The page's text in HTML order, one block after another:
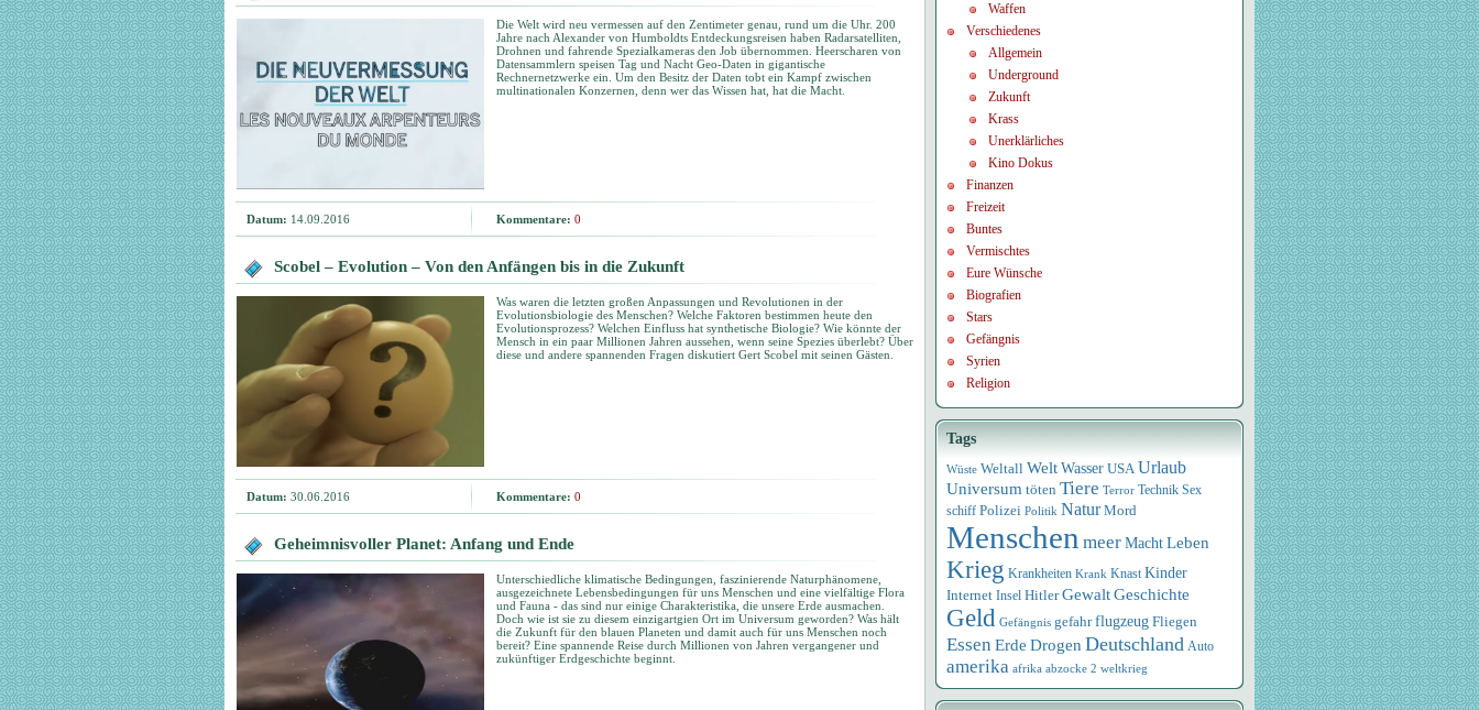
Die Welt wird neu vermessen auf den Zentimeter genau, rund um die Uhr. 200
Jahre nach Alexander von Humboldts Entdeckungsreisen haben Radarsatelliten,
Drohnen und fahrende Spezialkameras den Job übernommen. Heerscharen von
Datensammlern speisen Tag und Nacht Geo-Daten in gigantische
Rechnernetzwerke ein. Um den Besitz der Daten tobt ein Kampf zwischen
multinationalen Konzernen, denn wer das Wissen hat, hat die Macht.
Datum: 14.09.2016 Kommentare: 0
Scobel – Evolution – Von den Anfängen bis in die Zukunft
Was waren die letzten großen Anpassungen und Revolutionen in der
Evolutionsbiologie des Menschen? Welche Faktoren bestimmen heute den
Evolutionsprozess? Welchen Einfluss hat synthetische Biologie? Wie könnte der
Mensch in ein paar Millionen Jahren aussehen, wenn seine Spezies überlebt? Über
diese und andere spannenden Fragen diskutiert Gert Scobel mit seinen Gästen.
Datum: 30.06.2016 Kommentare: 0
Geheimnisvoller Planet: Anfang und Ende
Unterschiedliche klimatische Bedingungen, faszinierende Naturphänomene,
ausgezeichnete Lebensbedingungen für uns Menschen und eine vielfältige Flora
und Fauna - das sind nur einige Charakteristika, die unsere Erde ausmachen.
Doch wie ist sie zu diesem einzigartgien Ort im Universum geworden? Was hält
die Zukunft für den blauen Planeten und damit auch für uns Menschen noch
bereit? Eine spannende Reise durch Millionen von Jahren vergangener und
zukünftiger Erdgeschichte beginnt.
Waffen
Verschiedenes
Allgemein
Underground
Zukunft
Krass
Unerklärliches
Kino Dokus
Finanzen
Freizeit
Buntes
Vermischtes
Eure Wünsche
Biografien
Stars
Gefängnis
Syrien
Religion
Tags
Wüste Weltall WeltWasser USA Urlaub
Universum töten Tiere Terror Technik Sex
schiff Polizei Politik Natur Mord
Menschen meer Macht Leben
Krieg Krankheiten Krank Knast Kinder
Internet Insel Hitler GewaltGeschichte
Geld Gefängnis gefahr flugzeug Fliegen
Essen Erde Drogen Deutschland Auto
amerika afrika abzocke 2 weltkrieg